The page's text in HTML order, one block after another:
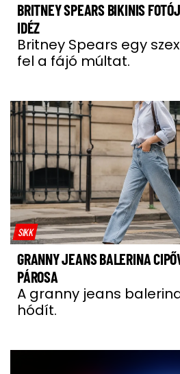
BRITNEY SPEARS BIKINIS
IDÉZ
Britney Spears egy
fel a fájó múltat.
SIKK
GRANNY JEANS BALERINA
PÁROSA
A granny jeans
hódít.